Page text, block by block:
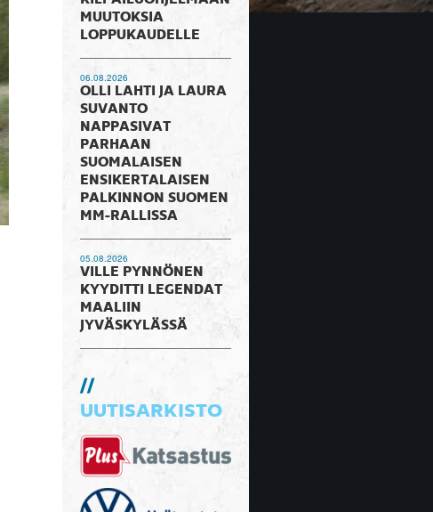
MUUTOKSIA
LOPPUKAUDELLE
06.08.2026
OLLI LAHTI JA LAURA
SUVANTO
NAPPASIVAT
PARHAAN
SUOMALAISEN
ENSIKERTALAISEN
PALKINNON SUOMEN
MM-RALLISSA
05.08.2026
VILLE PYNNÖNEN
KYYDITTI LEGENDAT
MAALIIN
JYVÄSKYLÄSSÄ
UUTISARKISTO